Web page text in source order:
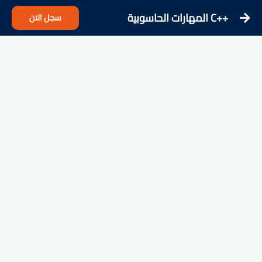
++C المهارات الحاسوبية سجل الان